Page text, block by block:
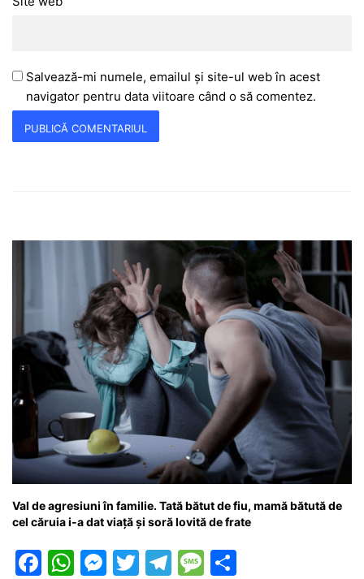
Salvează-mi numele, emailul și site-ul web în acest
navigator pentru data viitoare când o să comentez.
Val de agresiuni în familie. Tată bătut de fiu, mamă bătută de
cel căruia i-a dat viață și soră lovită de frate
F
W M T
T
M